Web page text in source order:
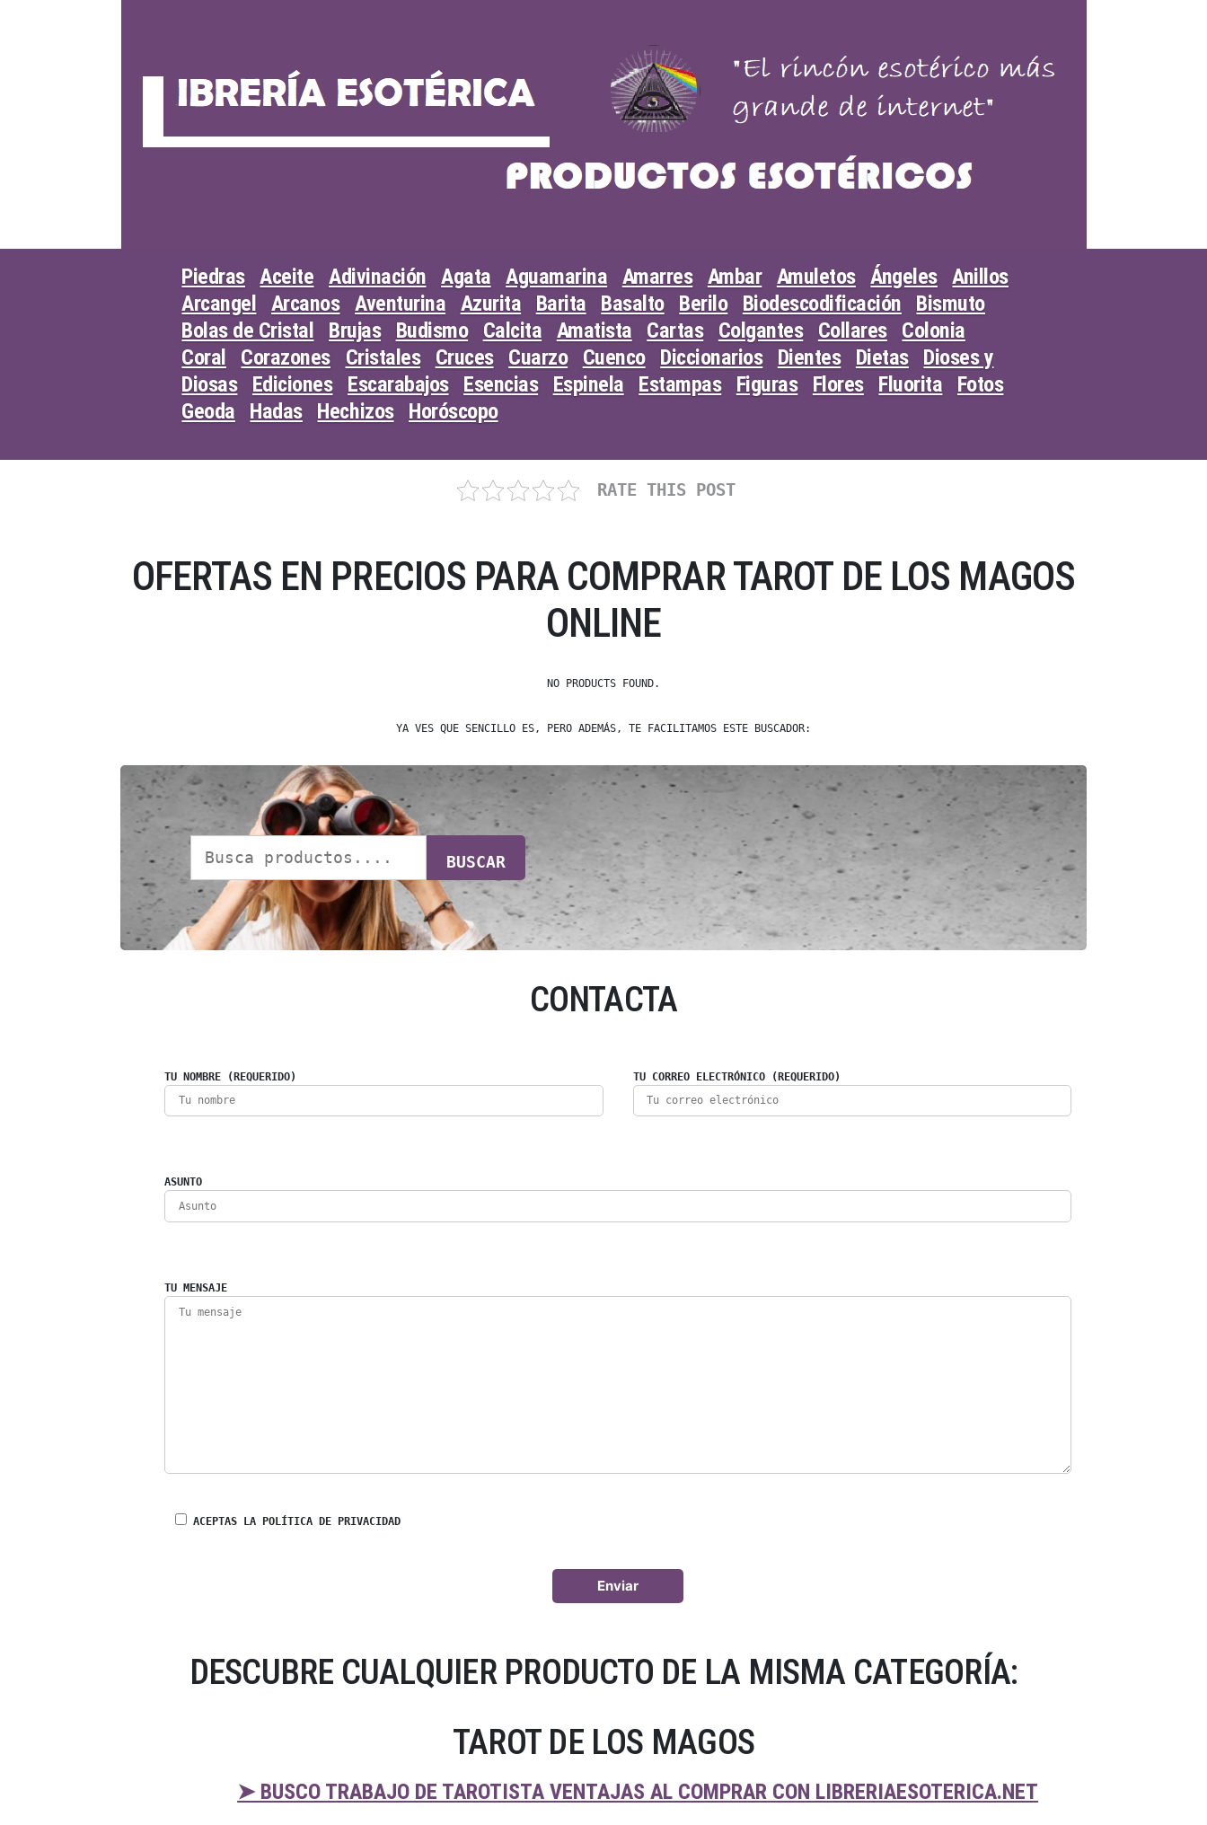
Piedras Aceite Adivinación Agata Aguamarina Amarres Ambar Amuletos Ángeles Anillos
Arcangel
Arcanos Aventurina Azurita Barita Basalto Berilo Biodescodificación
Bismuto
Bolas de Cristal
Brujas Budismo Calcita Amatista Cartas Colgantes Collares
Colonia
Coral
Corazones Cristales Cruces Cuarzo Cuenco Diccionarios Dientes Dietas
Dioses y
Diosas
Ediciones Escarabajos Esencias Espinela Estampas Figuras Flores Fluorita
Fotos
Geoda
Hadas Hechizos Horóscopo
RATE THIS POST
OFERTAS EN PRECIOS PARA COMPRAR TAROT DE LOS MAGOS
ONLINE
NO PRODUCTS FOUND.
YA VES QUE SENCILLO ES, PERO ADEMÁS, TE FACILITAMOS ESTE BUSCADOR:
BUSCAR
CONTACTA
TU NOMBRE (REQUERIDO) TU CORREO ELECTRÓNICO (REQUERIDO)
ASUNTO
TU MENSAJE
ACEPTAS LA POLÍTICA DE PRIVACIDAD
DESCUBRE CUALQUIER PRODUCTO DE LA MISMA CATEGORÍA:
TAROT DE LOS MAGOS
➤ BUSCO TRABAJO DE TAROTISTA VENTAJAS AL COMPRAR CON LIBRERIAESOTERICA.NET